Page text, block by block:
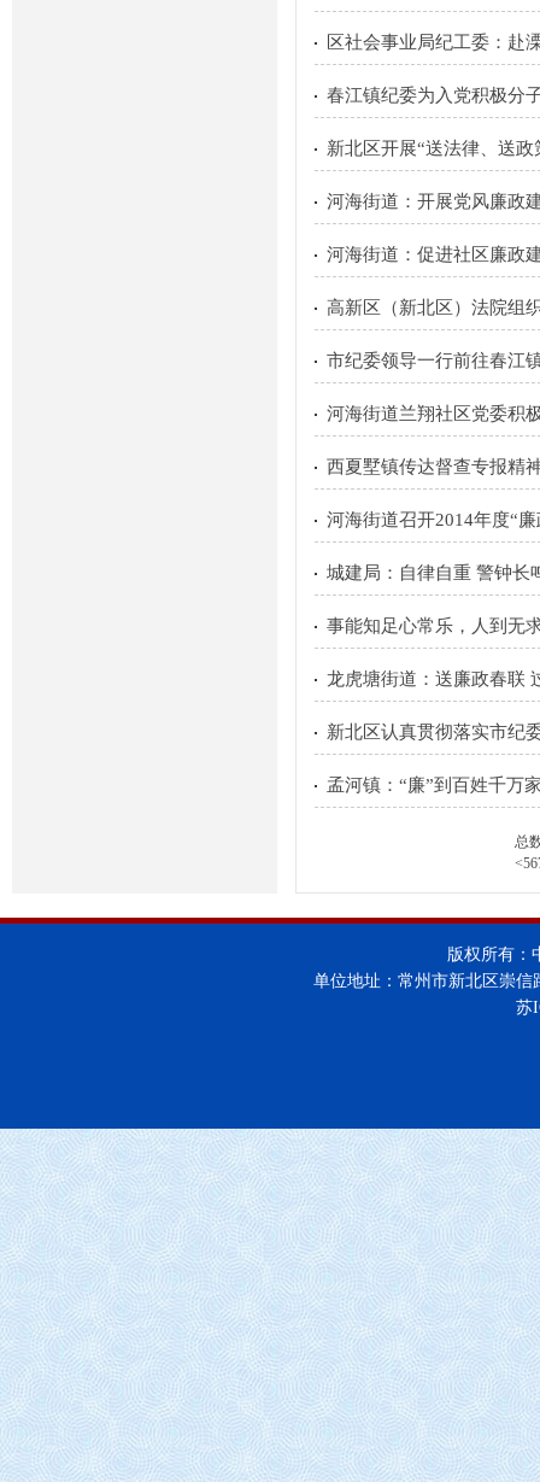
区社会事业局纪工委：赴
春江镇纪委为入党积极分
新北区开展“送法律、送
河海街道：开展党风廉政
河海街道：促进社区廉政
高新区（新北区）法院组
市纪委领导一行前往春江
河海街道兰翔社区党委积
西夏墅镇传达督查专报精
河海街道召开2014年度“
城建局：自律自重 警钟长
事能知足心常乐，人到无
龙虎塘街道：送廉政春联
新北区认真贯彻落实市纪
孟河镇：“廉”到百姓千万
总
<56
版权所有：
单位地址：常州市新北区崇
苏